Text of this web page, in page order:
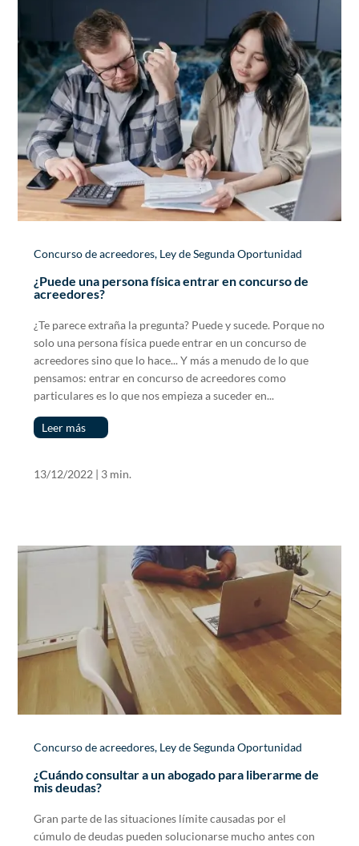
Concurso de acreedores, Ley de Segunda Oportunidad
¿Puede una persona física entrar en concurso de
acreedores?
¿Te parece extraña la pregunta? Puede y sucede. Porque no
solo una persona física puede entrar en un concurso de
acreedores sino que lo hace... Y más a menudo de lo que
pensamos: entrar en concurso de acreedores como
particulares es lo que nos empieza a suceder en...
Leer más
13/12/2022 | 3 min.
Concurso de acreedores, Ley de Segunda Oportunidad
¿Cuándo consultar a un abogado para liberarme de
mis deudas?
Gran parte de las situaciones límite causadas por el
cúmulo de deudas pueden solucionarse mucho antes con